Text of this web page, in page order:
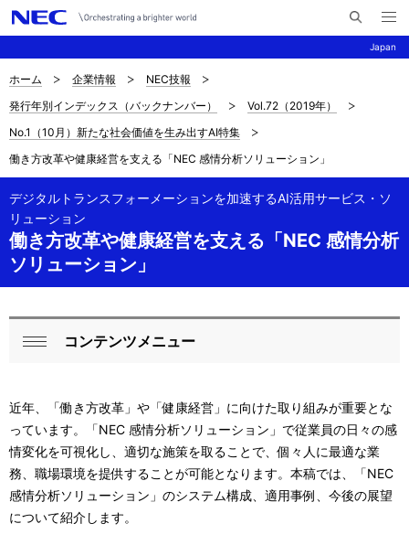
Japan
イ
メ
ニ
ュ
ナ
ビ
ゲ
ー
シ
ョ
ン
サ
イ
ト
の
現
在
位
表
示
し
て
ホーム 企業情報
NEC技報
発行年別インデックス（バックナンバー）
Vol.72（2019年）
No.1（10月）新たな社会価値を生み出すAI特集
働き方改革や健康経営を支える「NEC 感情分析ソリューション」
働き方改革や健康経営を支える「NEC 感情分析
ソリューション」
デジタルトランスフォーメーションを加速するAI活用サービス・ソ
リューション
ロ
カ
ル
ナ
ビ
る
コンテンツメニュー
近年、「働き方改革」や「健康経営」に向けた取り組みが重要とな
っています。「NEC 感情分析ソリューション」で従業員の日々の感
情変化を可視化し、適切な施策を取ることで、個々人に最適な業
務、職場環境を提供することが可能となります。本稿では、「NEC
感情分析ソリューション」のシステム構成、適用事例、今後の展望
について紹介します。